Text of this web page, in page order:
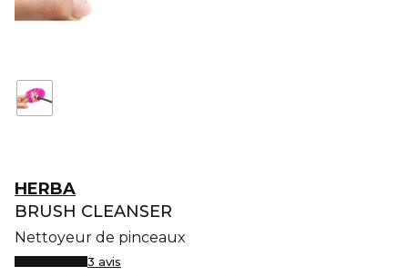
HERBA
BRUSH CLEANSER
Nettoyeur de pinceaux
3 avis